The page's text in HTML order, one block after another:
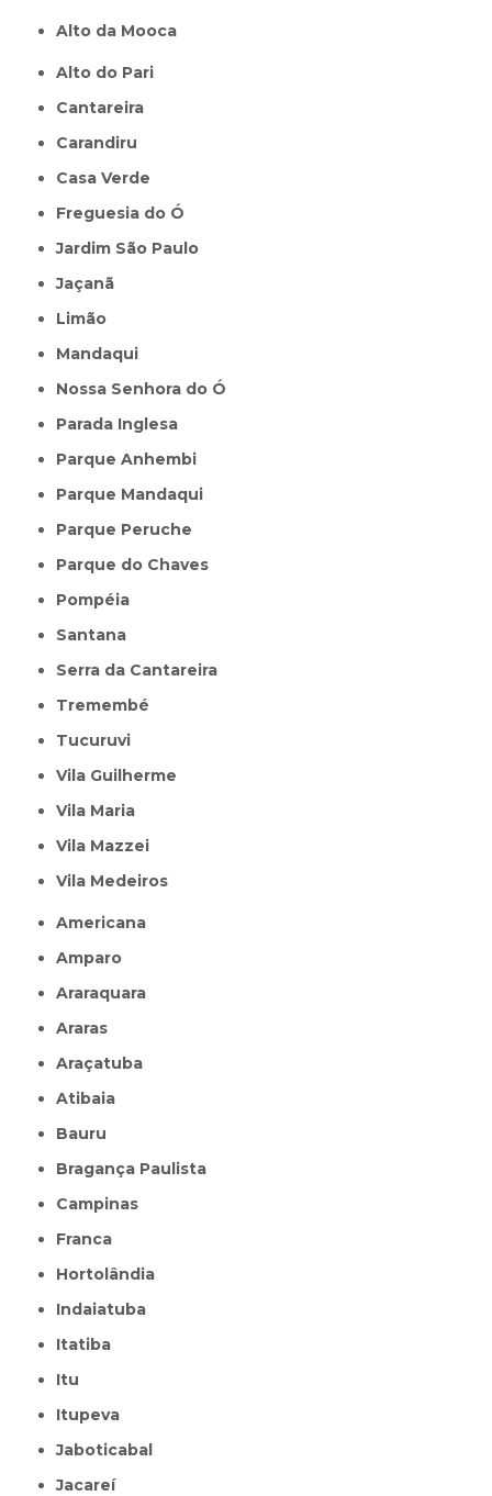
Alto da Mooca
Alto do Pari
Cantareira
Carandiru
Casa Verde
Freguesia do Ó
Jardim São Paulo
Jaçanã
Limão
Mandaqui
Nossa Senhora do Ó
Parada Inglesa
Parque Anhembi
Parque Mandaqui
Parque Peruche
Parque do Chaves
Pompéia
Santana
Serra da Cantareira
Tremembé
Tucuruvi
Vila Guilherme
Vila Maria
Vila Mazzei
Vila Medeiros
Americana
Amparo
Araraquara
Araras
Araçatuba
Atibaia
Bauru
Bragança Paulista
Campinas
Franca
Hortolândia
Indaiatuba
Itatiba
Itu
Itupeva
Jaboticabal
Jacareí